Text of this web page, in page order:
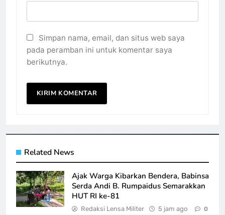
Simpan nama, email, dan situs web saya
pada peramban ini untuk komentar saya
berikutnya.
Related News
Ajak Warga Kibarkan Bendera, Babinsa
Serda Andi B. Rumpaidus Semarakkan
HUT RI ke-81
Redaksi Lensa Militer 5 jam ago 0